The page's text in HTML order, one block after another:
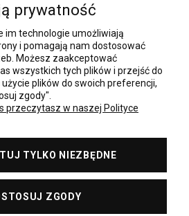
POMOC
MOJE KONTO
BAZA WIEDZY
prywatność
im technologie umożliwiają
i pomagają nam dostosować
Możesz zaakceptować
wszystkich tych plików i przejść do
plików do swoich preferencji,
zgody".
przeczytasz w naszej Polityce
TYLKO NIEZBĘDNE
ZGODY